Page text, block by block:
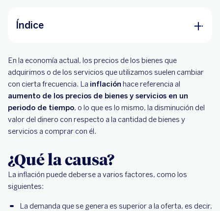
Índice
¿Qué tipos existen?
¿Qué consecuencias puede tener?
¿Cómo podemos calcularlo?
En la economía actual, los precios de los bienes que
adquirimos o de los servicios que utilizamos suelen cambiar
con cierta frecuencia. La inflación hace referencia al
aumento de los precios de bienes y servicios en un
periodo de tiempo, o lo que es lo mismo, la disminución del
valor del dinero con respecto a la cantidad de bienes y
servicios a comprar con él.
¿Qué la causa?
La inflación puede deberse a varios factores, como los
siguientes:
La demanda que se genera es superior a la oferta, es decir,